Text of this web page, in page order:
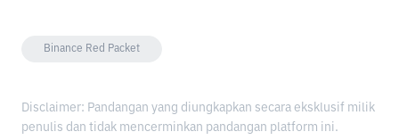
Binance Red Packet
Disclaimer: Pandangan yang diungkapkan secara eksklusif milik
penulis dan tidak mencerminkan pandangan platform ini.